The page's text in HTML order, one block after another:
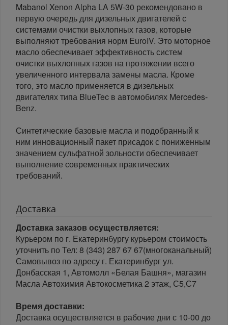
Mabanol Xenon Alpha LA 5W-30 рекомендовано в
первую очередь для дизельных двигателей с
системами очистки выхлопных газов, которые
выполняют требования норм EuroIV. Это моторное
масло обеспечивает эффективность систем
очистки выхлопных газов на протяжении всего
увеличенного интервала замены масла. Кроме
того, это масло применяется в дизельных
двигателях типа BlueTec в автомобилях Mercedes-
Benz.
Синтетические базовые масла и подобранный к
ним инновационный пакет присадок с пониженным
значением сульфатной зольности обеспечивает
выполнение современных практических
требований.
Доставка
Доставка заказов осуществляется:
Курьером по г. Екатеринбургу курьером стоимость
уточнить по Тел: 8 (343) 287 67 67(многоканальный)
Самовывоз по адресу г. Екатеринбург ул.
Донбасская 1, Автомолл «Белая Башня», магазин
Масла Автохимия Автокосметика 2 этаж, С5,С7
Время доставки:
Доставка осуществляется в рабочие дни с 10-00 до